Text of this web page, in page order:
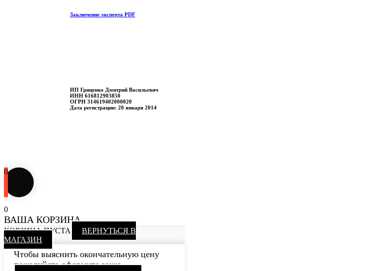
Заключение эксперта PDF
ИП Гриценко Дмитрий Васильевич
ИНН 616812903850
ОГРН 314619402000020
Дата регистрации: 20 января 2014
0
0
ВАША КОРЗИНА
КОРЗИНА ПУСТА
ВЕРНУТЬСЯ В
МАГАЗИН
Чтобы выяснить окончательную цену
пожалуйста оформите заказ